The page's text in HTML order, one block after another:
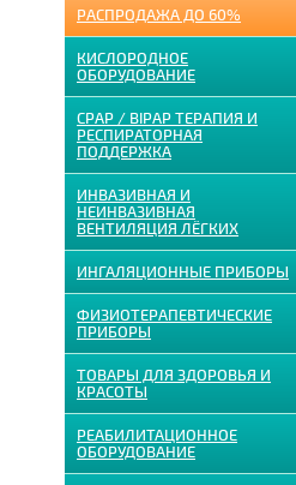
РАСПРОДАЖА ДО 60%
КИСЛОРОДНОЕ
ОБОРУДОВАНИЕ
CPAP / BIPAP ТЕРАПИЯ И
РЕСПИРАТОРНАЯ
ПОДДЕРЖКА
ИНВАЗИВНАЯ И
НЕИНВАЗИВНАЯ
ВЕНТИЛЯЦИЯ ЛЁГКИХ
ИНГАЛЯЦИОННЫЕ ПРИБОРЫ
ФИЗИОТЕРАПЕВТИЧЕСКИЕ
ПРИБОРЫ
ТОВАРЫ ДЛЯ ЗДОРОВЬЯ И
КРАСОТЫ
РЕАБИЛИТАЦИОННОЕ
ОБОРУДОВАНИЕ